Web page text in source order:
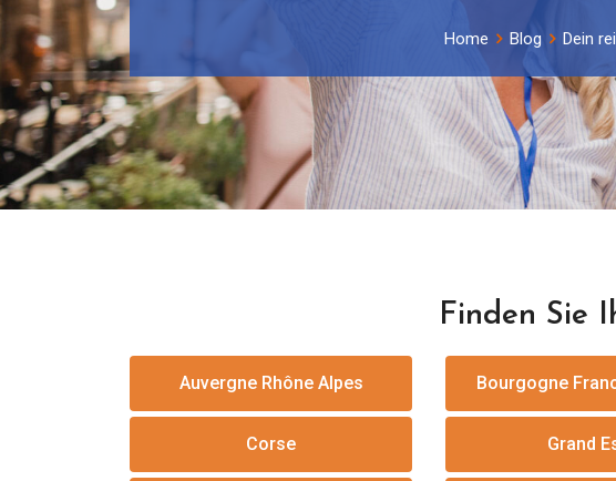
Home Blog Dein
Finden Sie
Auvergne Rhône Alpes Bourgogne
Corse Grand